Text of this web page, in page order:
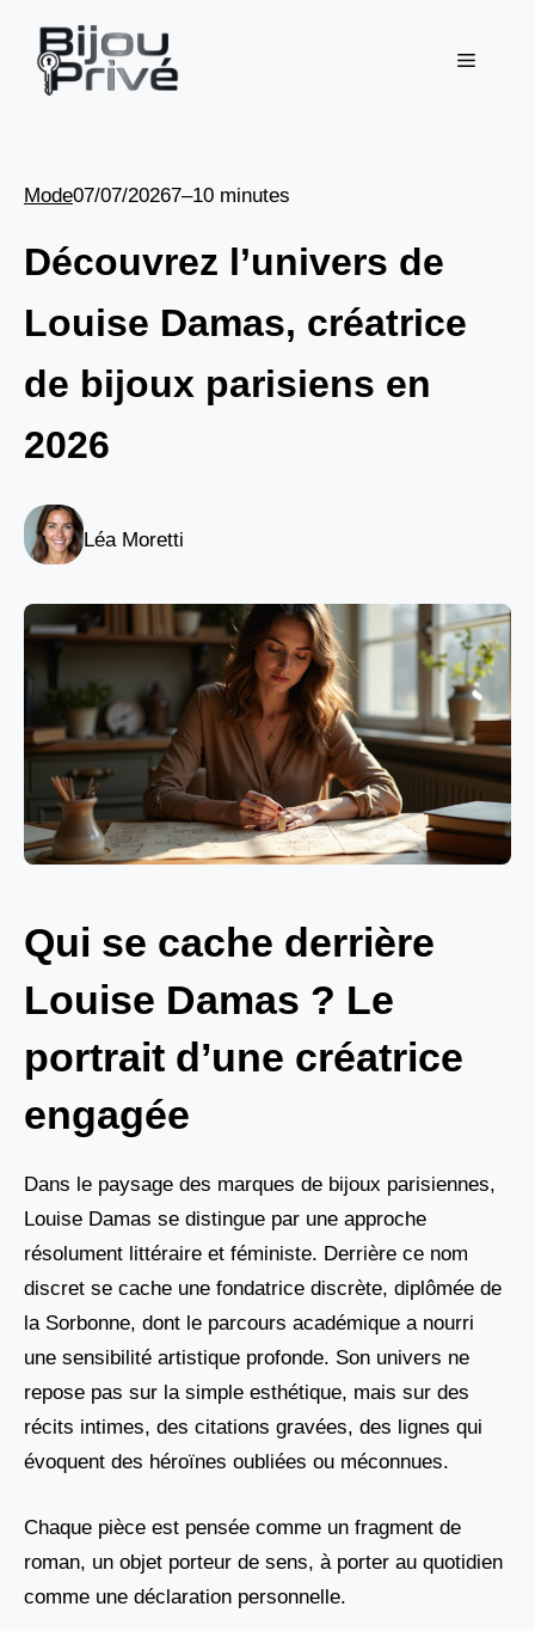
contenu
Menu
Mode07/07/20267–10 minutes
Découvrez l’univers de
Louise Damas, créatrice
de bijoux parisiens en
2026
Léa Moretti
Qui se cache derrière
Louise Damas ? Le
portrait d’une créatrice
engagée
Dans le paysage des marques de bijoux parisiennes,
Louise Damas se distingue par une approche
résolument littéraire et féministe. Derrière ce nom
discret se cache une fondatrice discrète, diplômée de
la Sorbonne, dont le parcours académique a nourri
une sensibilité artistique profonde. Son univers ne
repose pas sur la simple esthétique, mais sur des
récits intimes, des citations gravées, des lignes qui
évoquent des héroïnes oubliées ou méconnues.
Chaque pièce est pensée comme un fragment de
roman, un objet porteur de sens, à porter au quotidien
comme une déclaration personnelle.